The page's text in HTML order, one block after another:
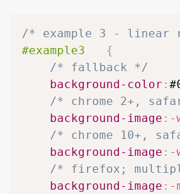
/* example 3 - linear
#example3
{
/* fallback */
background-color :
/* chrome 2+,
background-image : -
/* chrome 10+,
background-image : -
/* firefox;
background-image : -